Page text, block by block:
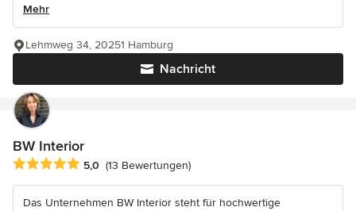
Mehr
Nachricht
Lehmweg 34, 20251 Hamburg
BW Interior
Durchschnittliche Bewertung: 5 von 5 Sternen
5,0 (13 Bewertungen)
Das Unternehmen BW Interior steht für hochwertige